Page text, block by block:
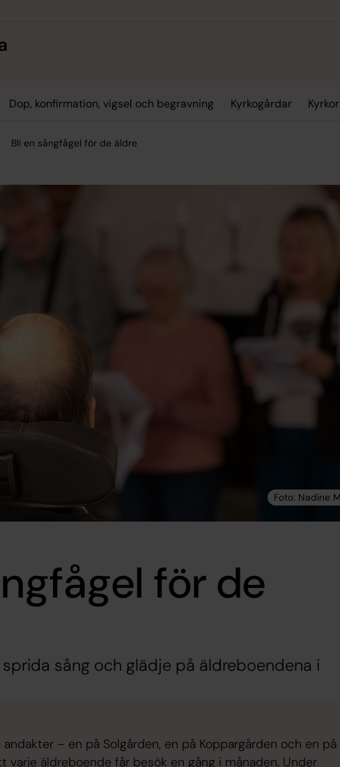
Dop, konfirmation, vigsel och begravning Kyrkogårdar Kyrkor
Bli en sångfågel för de äldre
för de
sång och glädje på äldreboendena i
– en på Solgården, en på Koppargården och en på
varje äldreboende får besök en gång i månaden. Under